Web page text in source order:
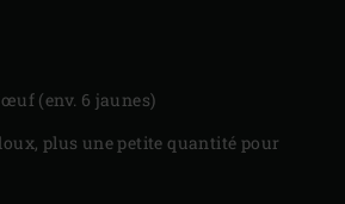
(env. 6 jaunes)
plus une petite quantité pour